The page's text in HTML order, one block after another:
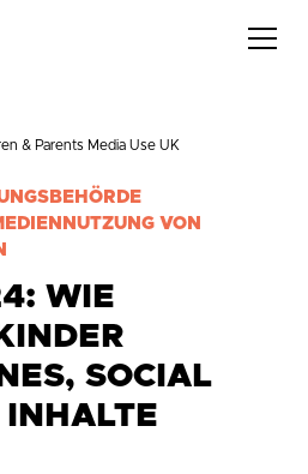
& Parents Media Use UK
VON
WIE
SOCIAL
INHALTE